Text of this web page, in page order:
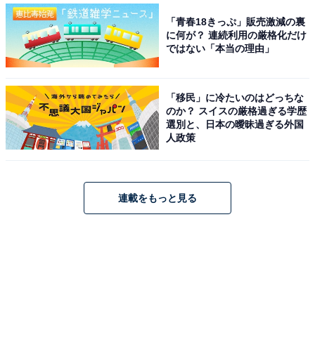
「青春18きっぷ」販売激減の裏
に何が？ 連続利用の厳格化だけ
ではない「本当の理由」
「移民」に冷たいのはどっちな
のか？ スイスの厳格過ぎる学歴
選別と、日本の曖昧過ぎる外国
人政策
連載をもっと見る